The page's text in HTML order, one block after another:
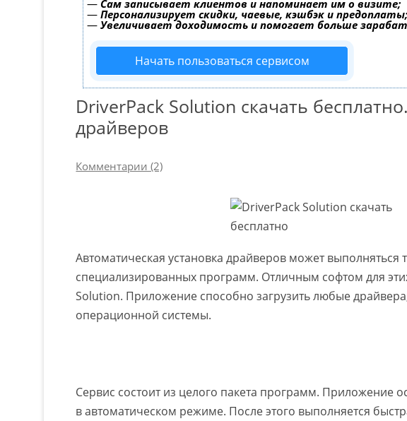
— Сам записывает клиентов и напоминает им о визите;
—Персонализирует скидки, чаевые, кэшбэк и предоплаты;
—Увеличивает доходимость и помогает больше
Начать пользоваться сервисом
DriverPack Solution скачать
драйверов
Комментарии (2)
Автоматическая установка драйверов может
специализированных программ. Отличным софтом для
Solution. Приложение способно загрузить любые
операционной системы.
Сервис состоит из целого пакета программ. Приложение
в автоматическом режиме. После этого выполняется